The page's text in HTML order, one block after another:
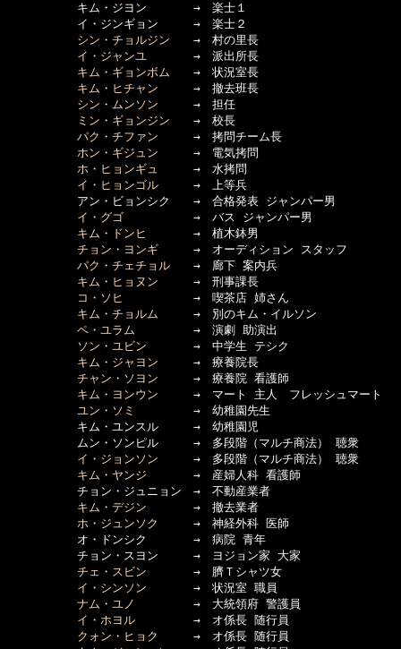
キム・ジヨン　　　　→　楽士１
イ・ジンギョン　　　→　楽士２
シン・チョルジン →　村の里長
イ・ジャンユ →　派出所長
キム・ギョンボム →　状況室長
キム・ヒチャン →　撤去班長
シン・ムンソン →　担任
ミン・ギョンジン →　校長
パク・チファン →　拷問チーム長
ホン・ギジュン →　電気拷問
ホ・ヒョンギュ
→　水拷問
イ・ヒョンゴル →　上等兵
アン・ビョンシク　　→　合格発表 ジャンパー男
イ・グゴ →　バス ジャンパー男
キム・ドンヒ
→　植木鉢男
チョン・ヨンギ →　オーディション スタッフ
パク・チェチョル →　廊下 案内兵
キム・ヒョヌン →　刑事課長
コ・ソヒ
→　喫茶店 姉さん
キム・チョルム →　別のキム・イルソン
ペ・ユラム →　演劇 助演出
ソン・ユビン →　中学生 テシク
キム・ジャヨン →　療養院長
チャン・ソヨン →　療養院 看護師
キム・ヨンウン →　マート 主人　フレッシュマート
ユン・ソミ
→　幼稚園先生
キム・ユンスル　　　→　幼稚園児
ムン・ソンピル　　　→　多段階（マルチ商法） 聴衆
イ・ジョンソン →　多段階（マルチ商法） 聴衆
キム・ヤンジ →　産婦人科 看護師
チョン・ジュニョン　→　不動産業者
キム・デジン →　撤去業者
ホ・ジュンソク
→　神経外科 医師
オ・ドンシク　　　　→　病院 青年
チョン・スヨン　　　→　ヨジョン家 大家
チェ・スビン →　臍Ｔシャツ女
イ・シンソン →　状況室 職員
ナム・ユノ
→　大統領府 警護員
イ・ホヨル →　オ係長 随行員
クォン・ヒョク
→　オ係長 随行員